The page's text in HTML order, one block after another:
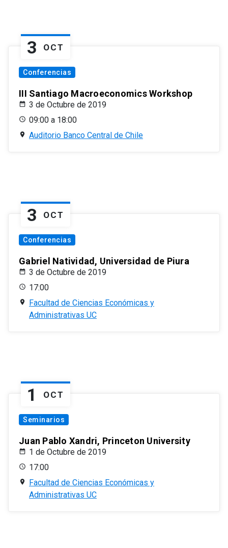
3 OCT
Conferencias
III Santiago Macroeconomics Workshop
3 de Octubre de 2019
09:00 a 18:00
Auditorio Banco Central de Chile
3 OCT
Conferencias
Gabriel Natividad, Universidad de Piura
3 de Octubre de 2019
17:00
Facultad de Ciencias Económicas y
Administrativas UC
1 OCT
Seminarios
Juan Pablo Xandri, Princeton University
1 de Octubre de 2019
17:00
Facultad de Ciencias Económicas y
Administrativas UC